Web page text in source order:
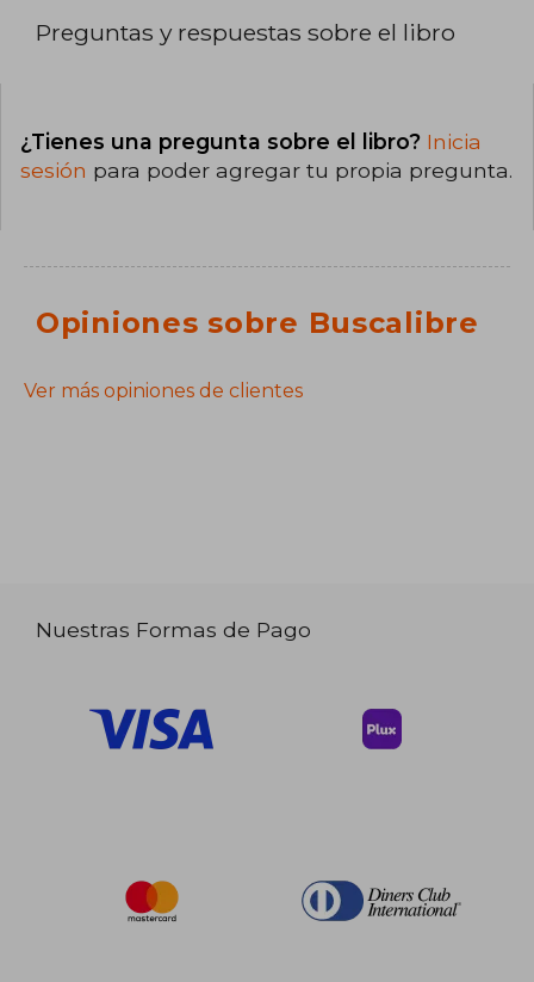
Preguntas y respuestas sobre el libro
¿Tienes una pregunta sobre el libro? Inicia
sesión para poder agregar tu propia pregunta.
Opiniones sobre Buscalibre
Ver más opiniones de clientes
Nuestras Formas de Pago